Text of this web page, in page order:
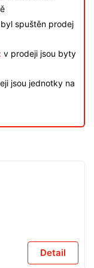
byl spuštěn prodej
v prodeji jsou byty
jsou jednotky na
Detail